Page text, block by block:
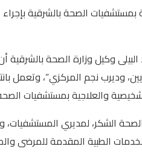
وديرب نجم المركزي”، وتعمل
والعلاجية بمستشفيات
الشكر، لمديري المستشفيات،
الطبية المقدمة للمرضى